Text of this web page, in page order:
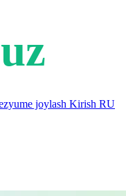
joylash Kirish RU